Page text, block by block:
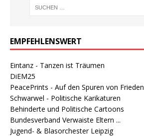
EMPFEHLENSWERT
Eintanz - Tanzen ist Träumen
DiEM25
PeacePrints - Auf den Spuren von Frieden
Schwarwel - Politische Karikaturen
Behinderte und Politische Cartoons
Bundesverband Verwaiste Eltern ...
Jugend- & Blasorchester Leipzig